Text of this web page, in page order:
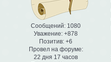
Сообщений: 1080
Уважение: +878
Позитив: +6
Провел на форуме:
22 дня 17 часов